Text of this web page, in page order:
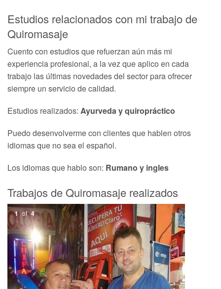
Estudios relacionados con mi trabajo de
Quiromasaje
Cuento con estudios que refuerzan aún más mi
experiencia profesional, a la vez que aplico en cada
trabajo las últimas novedades del sector para ofrecer
siempre un servicio de calidad.
Estudios realizados: Ayurveda y quiropráctico
Puedo desenvolverme con clientes que hablen otros
idiomas que no sea el español.
Los idiomas que hablo son: Rumano y ingles
Trabajos de Quiromasaje realizados
1 of 4